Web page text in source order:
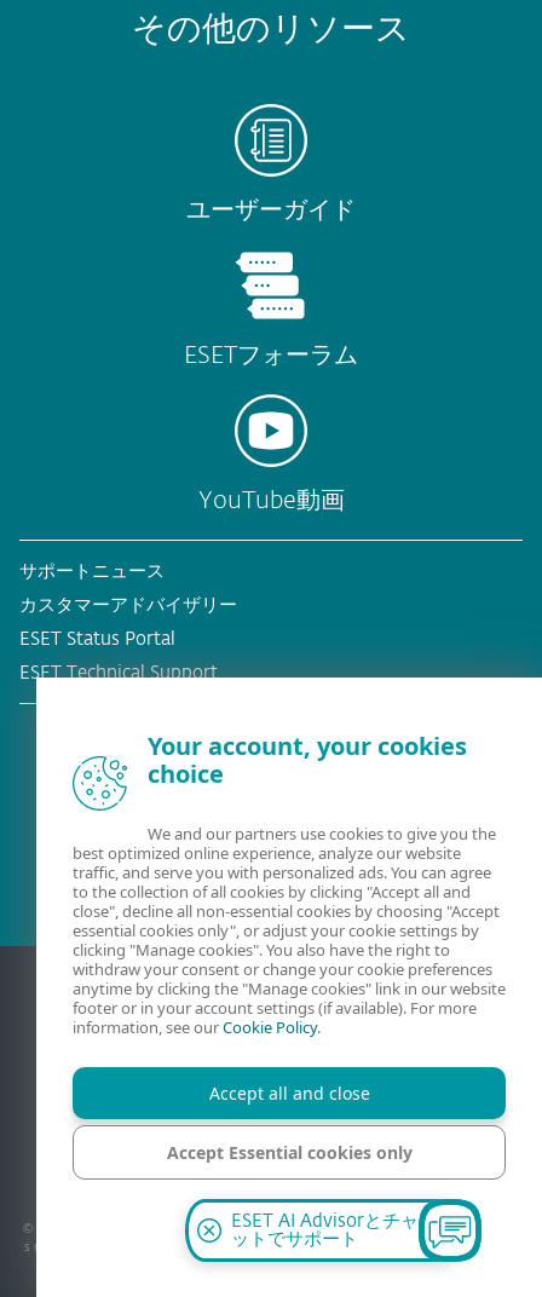
その他のリソース
ユーザーガイド
ESETフォーラム
YouTube動画
サポートニュース
カスタマーアドバイザリー
ESET Status Portal
ESET Technical Support
既存の顧客？
プライバシー 法的情報 脆弱性の報告
サイトマップ
© 1992 - 2026 ESET, spol. s r.o. - All rights reserved. 使用されている商標は、ESET, spol.
s r.o.またはESET North Americaの商標または登録商標です。その他の名称およびブランド
は、それぞれの企業の登録商標です。
ESET AI Advisorとチャ
ットでサポート
Your account, your cookies
choice
We and our partners use cookies to give you the
best optimized online experience, analyze our website
traffic, and serve you with personalized ads. You can agree
to the collection of all cookies by clicking "Accept all and
close", decline all non-essential cookies by choosing "Accept
essential cookies only", or adjust your cookie settings by
clicking "Manage cookies". You also have the right to
withdraw your consent or change your cookie preferences
anytime by clicking the "Manage cookies" link in our website
footer or in your account settings (if available). For more
information, see ourCookie Policy.
Accept all and close
Accept Essential cookies only
Manage cookies